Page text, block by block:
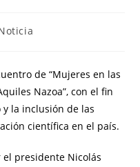
de “Mujeres en las
Nazoa”, con el fin
la inclusión de las
científica en el país.
presidente Nicolás